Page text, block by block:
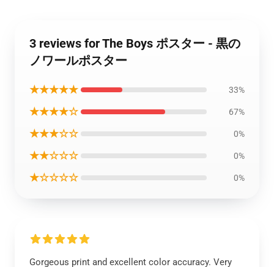
3 reviews for The Boys ポスター - 黒の
ノワールポスター
★★★★★ 33%
★★★★☆ 67%
★★★☆☆ 0%
★★☆☆☆ 0%
★☆☆☆☆ 0%
Gorgeous print and excellent color accuracy. Very